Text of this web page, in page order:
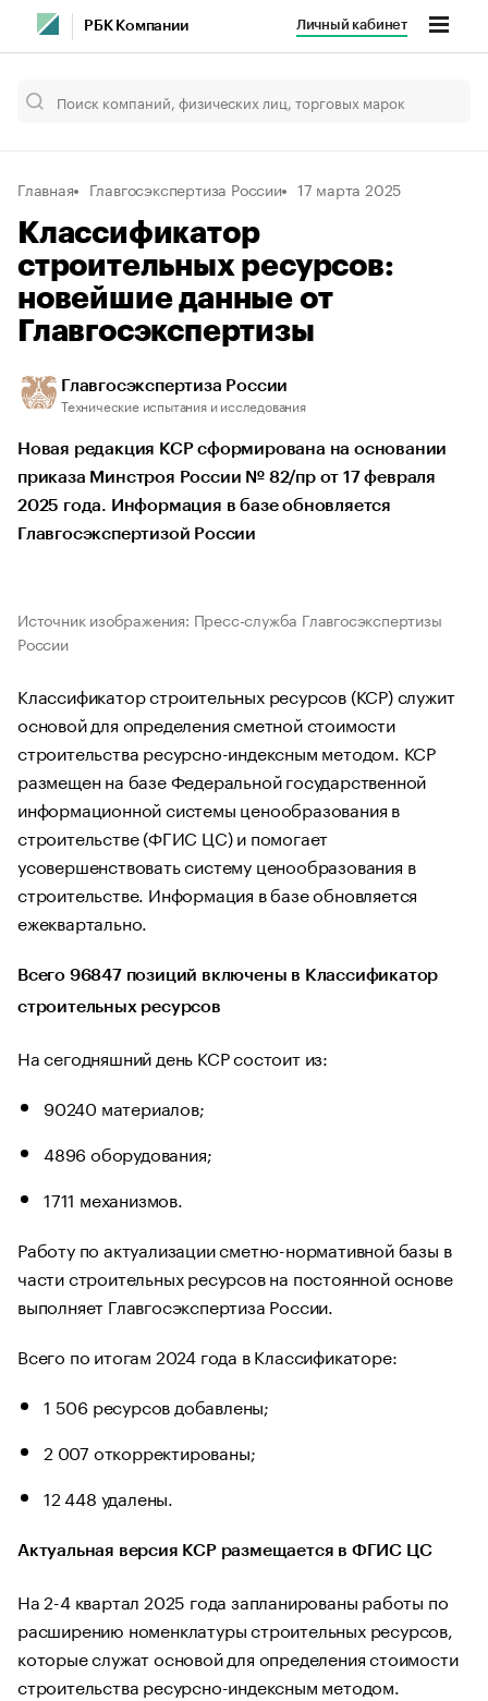
РБК Компании Личный кабинет
Главная Главгосэкспертиза России 17 марта 2025
Классификатор
строительных ресурсов:
новейшие данные от
Главгосэкспертизы
Главгосэкспертиза России
Технические испытания и исследования
Новая редакция КСР сформирована на основании
приказа Минстроя России № 82/пр от 17 февраля
2025 года. Информация в базе обновляется
Главгосэкспертизой России
Источник изображения: Пресс-служба Главгосэкспертизы
России
Классификатор строительных ресурсов (КСР) служит
основой для определения сметной стоимости
строительства ресурсно-индексным методом. КСР
размещен на базе Федеральной государственной
информационной системы ценообразования в
строительстве (ФГИС ЦС) и помогает
усовершенствовать систему ценообразования в
строительстве. Информация в базе обновляется
ежеквартально.
Всего 96847 позиций включены в Классификатор
строительных ресурсов
На сегодняшний день КСР состоит из:
90240 материалов;
4896 оборудования;
1711 механизмов.
Работу по актуализации сметно-нормативной базы в
части строительных ресурсов на постоянной основе
выполняет Главгосэкспертиза России.
Всего по итогам 2024 года в Классификаторе:
1 506 ресурсов добавлены;
2 007 откорректированы;
12 448 удалены.
Актуальная версия КСР размещается в ФГИС ЦС
На 2-4 квартал 2025 года запланированы работы по
расширению номенклатуры строительных ресурсов,
которые служат основой для определения стоимости
строительства ресурсно-индексным методом.